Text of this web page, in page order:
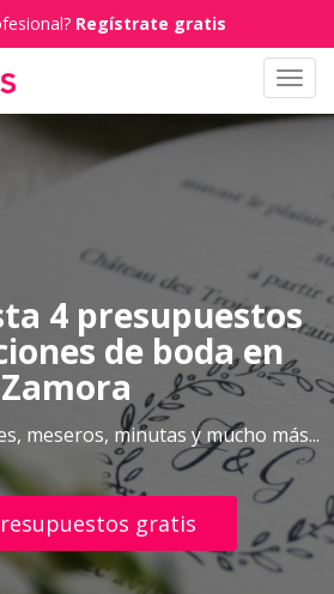
Regístrate gratis
4 presupuestos
de boda en
Zamora
meseros, minutas y mucho más...
gratis